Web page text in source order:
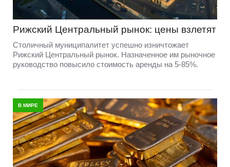
Рижский Центральный рынок: цены взлетят
Столичный муниципалитет успешно изничтожает
Рижский Центральный рынок. Назначенное им рыночное
руководство повысило стоимость аренды на 5-85%.
В МИРЕ